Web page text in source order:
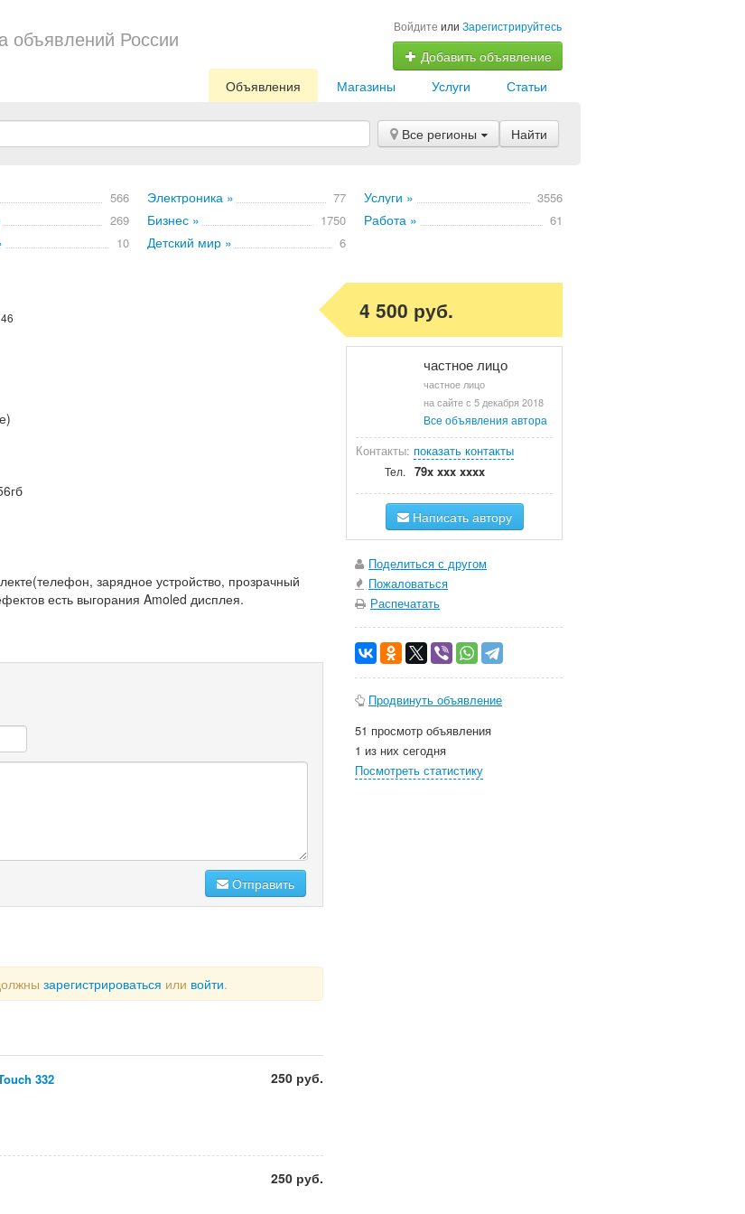
объявлений России Войдите или Зарегистрируйтесь
Добавить объявление
Статьи
Услуги
Магазины
Объявления
Все регионы Найти
566 Электроника » 77 Услуги » 3556
269 Бизнес » 1750 Работа » 61
10 Детский мир » 6
зарядное устройство, прозрачный
есть выгорания Amoled дисплея.
Отправить
зарегистрироваться или войти.
332 250 руб.
250 руб.
4 500 руб.
частное лицо
частное лицо
на сайте с 5 декабря 2018
Все объявления автора
Контакты: показать контакты
Тел. 79x xxx xxxx
Написать автору
Поделиться с другом
Пожаловаться
Распечатать
Продвинуть объявление
51 просмотр объявления
1 из них сегодня
Посмотреть статистику